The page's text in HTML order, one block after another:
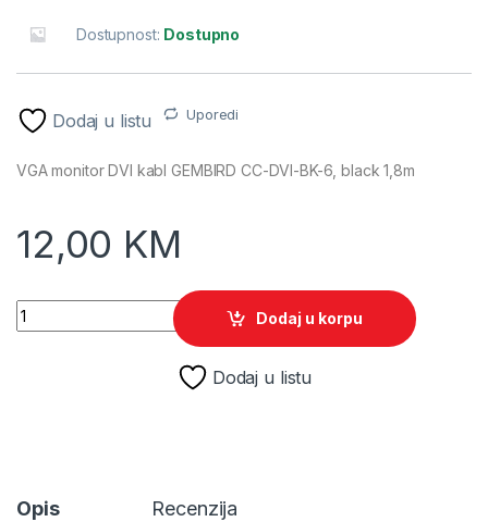
Dostupnost: Dostupno
Dodaj u listu Uporedi
VGA monitor DVI kabl GEMBIRD CC-DVI-BK-6, black 1,8m
12,00 KM
DVI video kabl GEMBIRD CC-DVI-BK-6, black 1,8m quantity
Dodaj u korpu
Dodaj u listu
Opis Recenzija